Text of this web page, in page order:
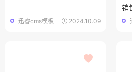
2024.10.09
迅睿cms模板
销